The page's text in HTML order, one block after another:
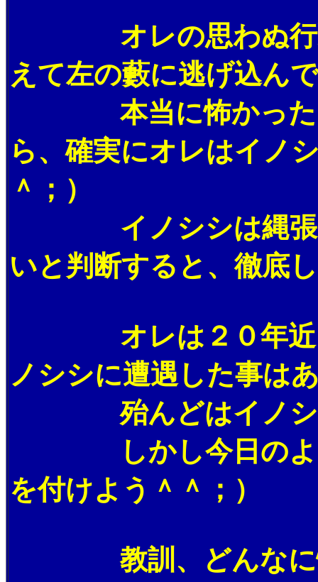
オレの思わぬ行動
えて左の藪に逃げ込ん
本当に怖かったよ…
ら、確実にオレはイノ
＾；）
イノシシは縄張り
いと判断すると、徹底
オレは２０年近く
ノシシに遭遇した事は
殆んどはイノシシ
しかし今日のよう
を付けよう＾＾；）
教訓、どんなに怖